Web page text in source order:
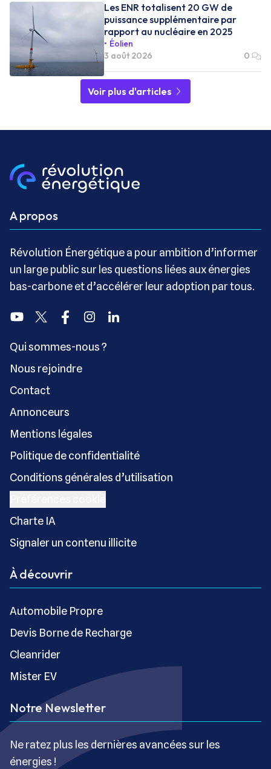
Les ENR totalisent 20 GW de
puissance supplémentaire par
rapport au nucléaire en 2025
Éolien
3 août 2026
0
Voir plus d'articles
A propos
Révolution Énergétique a pour ambition d’informer
un large public sur les questions liées aux énergies
bas-carbone et d’accélérer leur adoption par tous.
YoutubeTwitter FacebookInstagramLinkedin
Qui sommes-nous ?
Nous rejoindre
Contact
Annonceurs
Mentions légales
Politique de confidentialité
Conditions générales d’utilisation
Charte IA
Signaler un contenu illicite
À découvrir
Automobile Propre
Devis Borne de Recharge
Cleanrider
Mister EV
Notre Newsletter
Ne ratez plus les dernières avancées sur les
énergies !